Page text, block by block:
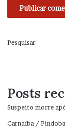
Pesquisar
Posts
Suspeito morre
Carnaíba /